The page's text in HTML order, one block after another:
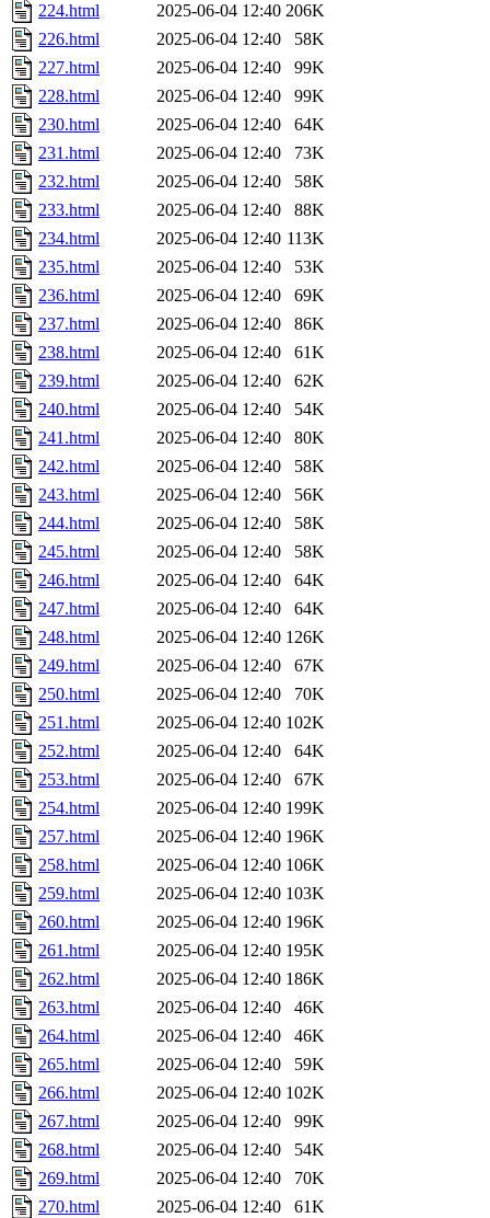
224.html
2025-06-04 12:40 206K
226.html
2025-06-04 12:40
58K
227.html
2025-06-04 12:40
99K
228.html
2025-06-04 12:40
99K
230.html
2025-06-04 12:40
64K
231.html
2025-06-04 12:40
73K
232.html
2025-06-04 12:40
58K
233.html
2025-06-04 12:40
88K
234.html
2025-06-04 12:40 113K
235.html
2025-06-04 12:40
53K
236.html
2025-06-04 12:40
69K
237.html
2025-06-04 12:40
86K
238.html
2025-06-04 12:40
61K
239.html
2025-06-04 12:40
62K
240.html
2025-06-04 12:40
54K
241.html
2025-06-04 12:40
80K
242.html
2025-06-04 12:40
58K
243.html
2025-06-04 12:40
56K
244.html
2025-06-04 12:40
58K
245.html
2025-06-04 12:40
58K
246.html
2025-06-04 12:40
64K
247.html
2025-06-04 12:40
64K
248.html
2025-06-04 12:40 126K
249.html
2025-06-04 12:40
67K
250.html
2025-06-04 12:40
70K
251.html
2025-06-04 12:40 102K
252.html
2025-06-04 12:40
64K
253.html
2025-06-04 12:40
67K
254.html
2025-06-04 12:40 199K
257.html
2025-06-04 12:40 196K
258.html
2025-06-04 12:40 106K
259.html
2025-06-04 12:40 103K
260.html
2025-06-04 12:40 196K
261.html
2025-06-04 12:40 195K
262.html
2025-06-04 12:40 186K
263.html
2025-06-04 12:40
46K
264.html
2025-06-04 12:40
46K
265.html
2025-06-04 12:40
59K
266.html
2025-06-04 12:40 102K
267.html
2025-06-04 12:40
99K
268.html
2025-06-04 12:40
54K
269.html
2025-06-04 12:40
70K
270.html
2025-06-04 12:40 61K